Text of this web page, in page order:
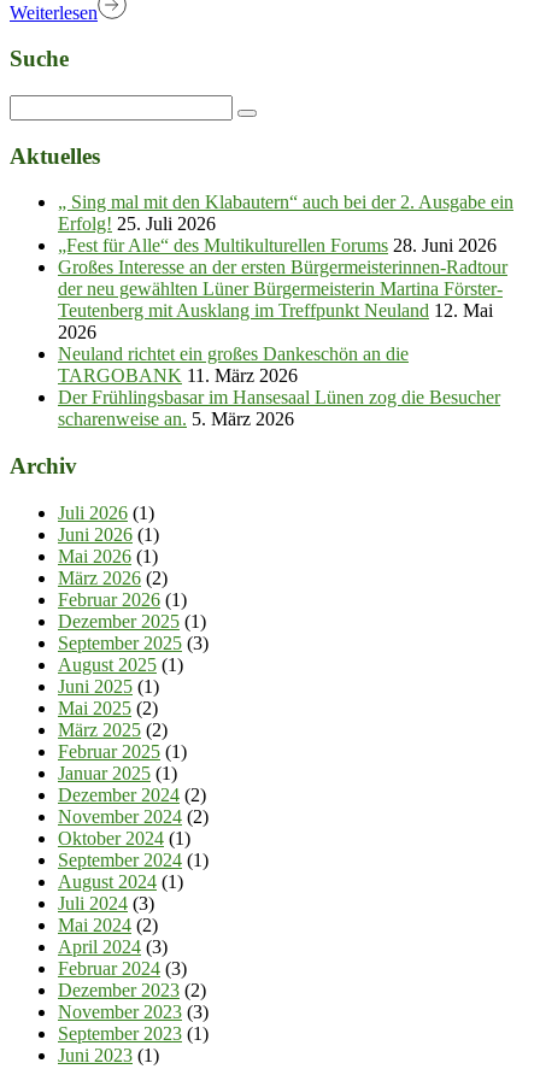
Weiterlesen
Suche
Aktuelles
„ Sing mal mit den Klabautern“ auch bei der 2. Ausgabe ein
Erfolg! 25. Juli 2026
„Fest für Alle“ des Multikulturellen Forums 28. Juni 2026
Großes Interesse an der ersten Bürgermeisterinnen-Radtour
der neu gewählten Lüner Bürgermeisterin Martina Förster-
Teutenberg mit Ausklang im Treffpunkt Neuland 12. Mai
2026
Neuland richtet ein großes Dankeschön an die
TARGOBANK 11. März 2026
Der Frühlingsbasar im Hansesaal Lünen zog die Besucher
scharenweise an. 5. März 2026
Archiv
Juli 2026 (1)
Juni 2026 (1)
Mai 2026 (1)
März 2026 (2)
Februar 2026 (1)
Dezember 2025 (1)
September 2025 (3)
August 2025 (1)
Juni 2025 (1)
Mai 2025 (2)
März 2025 (2)
Februar 2025 (1)
Januar 2025 (1)
Dezember 2024 (2)
November 2024 (2)
Oktober 2024 (1)
September 2024 (1)
August 2024 (1)
Juli 2024 (3)
Mai 2024 (2)
April 2024 (3)
Februar 2024 (3)
Dezember 2023 (2)
November 2023 (3)
September 2023 (1)
Juni 2023 (1)